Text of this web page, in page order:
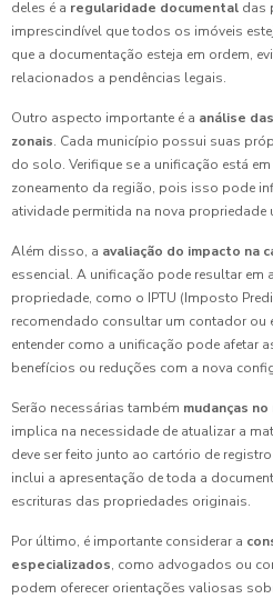
deles é a regularidade documental das
imprescindível que todos os imóveis
que a documentação esteja em ordem,
relacionados a pendências legais.
Outro aspecto importante é a análise
zonais. Cada município possui suas
do solo. Verifique se a unificação está
zoneamento da região, pois isso pode
atividade permitida na nova propriedade
Além disso, a avaliação do impacto na
essencial. A unificação pode resultar
propriedade, como o IPTU (Imposto
recomendado consultar um contador ou
entender como a unificação pode afetar
benefícios ou reduções com a nova
Serão necessárias também mudanças
implica na necessidade de atualizar a
deve ser feito junto ao cartório de
inclui a apresentação de toda a
escrituras das propriedades originais.
Por último, é importante considerar a
especializados, como advogados ou
podem oferecer orientações valiosas